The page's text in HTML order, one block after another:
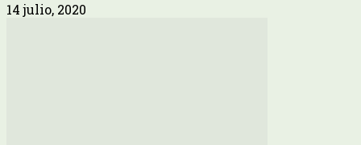
14 julio, 2020